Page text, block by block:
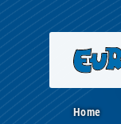
Home